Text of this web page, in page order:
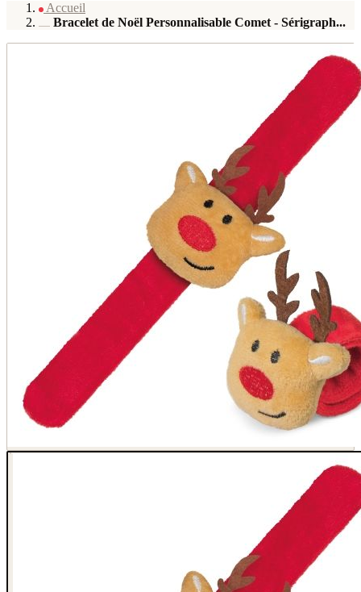
Accueil
Bracelet de Noël Personnalisable Comet - Sérigraph...